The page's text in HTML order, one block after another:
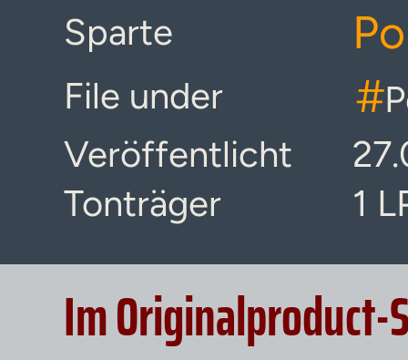
Sparte
File under #
Veröffentlicht
Tonträger
1
Im